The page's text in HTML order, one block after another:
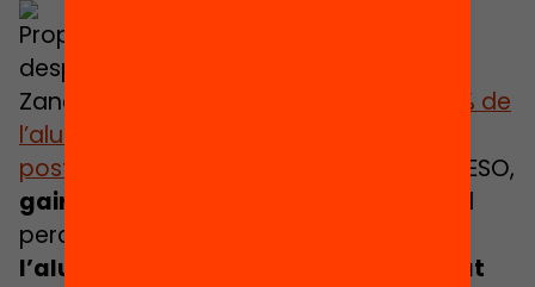
Prop de 10.000 joves deixen els estudis
després de l’ESO
Zancajo va destacar que
prop del 12,5% de
l’alumnat no fa el pas a l’educació
postobligatòria
després de cursar 4t d’ESO,
gairebé 10.000 joves cada any
, però el
percentatge s’enfila
l’alumnat en situació de vulnerabilitat